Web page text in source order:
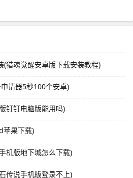
(猎魂觉醒安卓版下载安装教程)
请器5秒100个安卓)
钉钉电脑版能用吗)
苹果下载)
机版地下城怎么下载)
传说手机版登录不上)